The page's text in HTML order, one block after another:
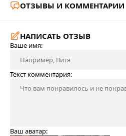
ОТЗЫВЫ И КОММЕНТАРИИ
НАПИСАТЬ ОТЗЫВ
Ваше имя:
Текст комментария:
Ваш аватар: